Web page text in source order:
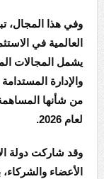
وفي هذا المجال،
العالمية في
يشمل المجالات
والإدارة
من شأنها
لعام 2026.
وقد شاركت دولة
الأعضاء